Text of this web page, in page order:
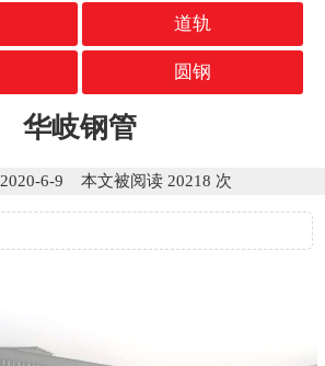
道轨
圆钢
华岐钢管
2020-6-9 本文被阅读 20218 次